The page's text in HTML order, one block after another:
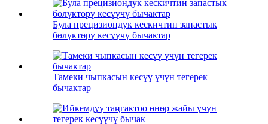
Була прецизиондук кескичтин запастык
бөлүктөрү кесүүчү бычактар
Тамеки чыпкасын кесүү үчүн тегерек
бычактар